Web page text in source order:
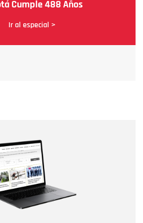
Cumple 488 Años
Ir al especial >